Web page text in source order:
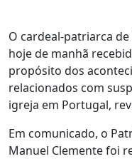
O cardeal-patriarca
hoje de manhã
propósito dos
relacionados com
igreja em Portugal,
Em comunicado, o
Manuel Clemente foi